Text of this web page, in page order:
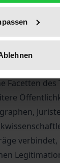
Union
einer
die
Facetten des
verbindet,